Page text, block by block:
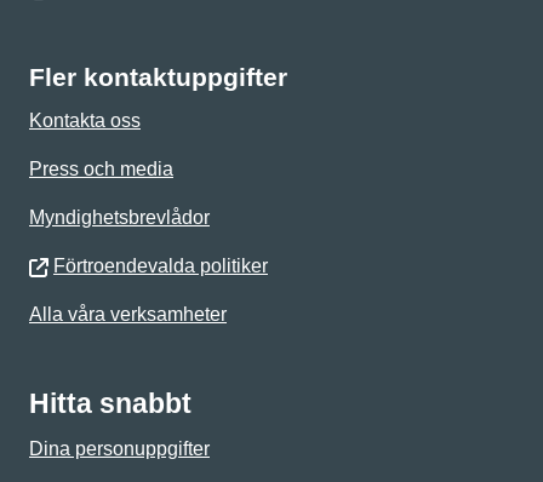
Fler kontaktuppgifter
Kontakta oss
Press och media
Myndighetsbrevlådor
Förtroendevalda politiker
Alla våra verksamheter
Hitta snabbt
Dina personuppgifter